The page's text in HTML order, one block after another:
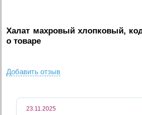
Халат махровый хлопковый,
о товаре
Добавить отзыв
23.11.2025